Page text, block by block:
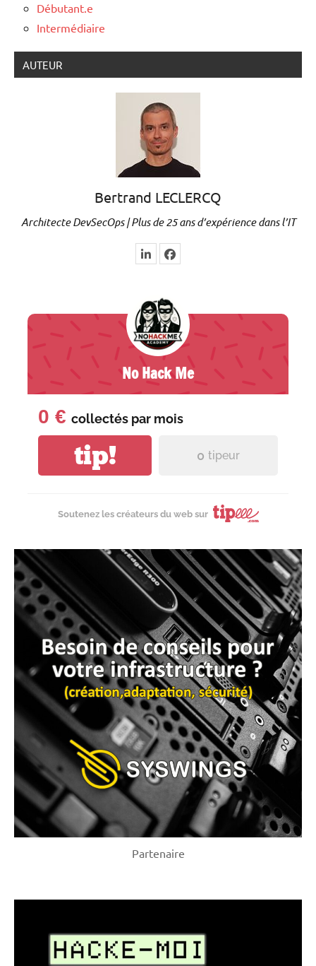
Débutant.e
Intermédiaire
AUTEUR
Bertrand LECLERCQ
Architecte DevSecOps | Plus de 25 ans d’expérience dans l’IT
No Hack Me
0 € collectés par mois
tip! 0 tipeur
Soutenez les créateurs du web sur
Partenaire